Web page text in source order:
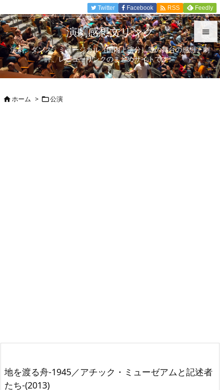


メニュ

Twitter Facebook  RSS Feedly
演劇感想文リンク
演劇、ダンス、ミュージカル（国内上演分）等の舞台の感想、劇
評、レビューリンクのまとめサイトです。
ホーム > 公演
地を渡る舟-1945／アチック・ミューゼアムと記述者
たち-(2013)